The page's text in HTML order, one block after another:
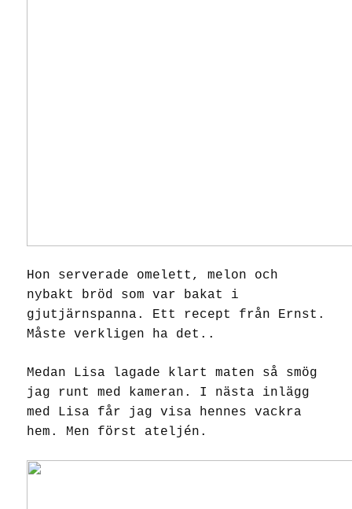
Hon serverade omelett, melon och
nybakt bröd som var bakat i
gjutjärnspanna. Ett recept från Ernst.
Måste verkligen ha det..
Medan Lisa lagade klart maten så smög
jag runt med kameran. I nästa inlägg
med Lisa får jag visa hennes vackra
hem. Men först ateljén.